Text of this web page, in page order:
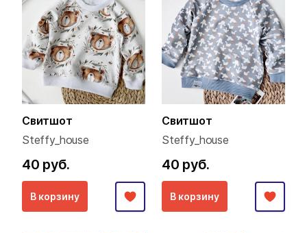
Свитшот
Steffy_house
40 руб.
В корзину
Свитшот
Steffy_house
40 руб.
В корзину